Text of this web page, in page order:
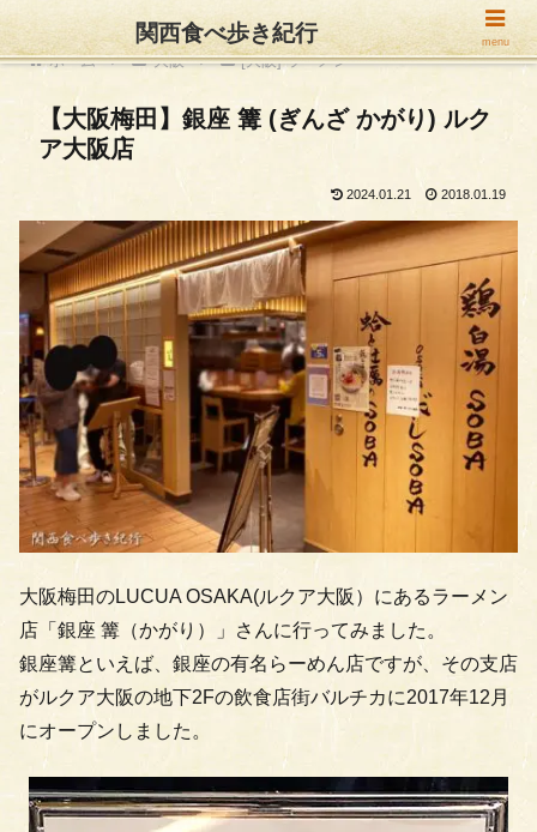
ホーム 大阪 [大阪] ラーメン
【大阪梅田】銀座 篝 (ぎんざ かがり) ルク
ア大阪店
2024.01.21 2018.01.19
大阪梅田のLUCUA OSAKA(ルクア大阪）にあるラーメン
店「銀座 篝（かがり）」さんに行ってみました。
銀座篝といえば、銀座の有名らーめん店ですが、その支店
がルクア大阪の地下2Fの飲食店街バルチカに2017年12月
にオープンしました。
関西食べ歩き紀行 menu